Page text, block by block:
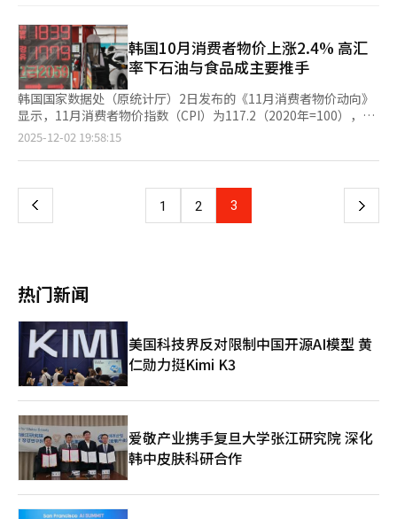
（-3.8%）等品类价格出现下跌。 韩国银行物价统计组组长李文熙
（音）表示，受半导体、一次金属制品等工业品价格上涨以及农林
水产品价格走高的影响，去年12月生产者物价水平整体有所上升。
在谈及对消费者物价的影响时，李文熙（音）指出：“中间品和原
材料等生产者物价是否会立即传导至消费者物价，还是经过一段时
间后才体现，取决于企业经营环境、定价策略以及政府的物价稳定
措施等多重因素。同时，还需要继续观察国际油价走势对物价的影
响。” 数据还显示，包含进口品在内的国内供应物价指数较去年
11月上升0.4%。其中，原材料（1.8%）、中间品（0.4%）、最
数环比上涨0.4%，农林水产品（3.2%）和工业制品（0.5%）是带
动指数上涨的主要因素。
（8%）和一次金属制品（2.9%）整体推动进口物价走高。具体项
目中，牛肉（4.5%）、天然气（3.8%）、航空煤油（8.5%）、闪
存（23.4%）、精炼铝（5.1%）、巧克力（5.6%）涨幅尤为突
出。 央行经济统计组组长李文熙（音）表示：“尽管国际油价有
所回落，但韩元贬值带来的影响更为明显，使进口物价环比上涨
2.6%，同比上涨2.2%。”数据显示，迪拜原油月均价由10月的65
美元降至11月的64.47美元，而同期韩元兑美元平均汇率则从
1423.36韩元升至1457.77韩元。 与此同时，出口物价也保持上行
趋势。11月出口物价指数录得139.73，环比上涨3.7%，同样为连
子及光学设备（7.2%）、一次金属制品（3.1%）是主要拉动因
素；柴油（7.4%）、航空煤油（8.4%）、DRAM（11.6%）涨幅
13%。
韩国10月消费者物价上涨2.4% 高汇
率下石油与食品成主要推手
韩国国家数据处（原统计厅）2日发布的《11月消费者物价动向》
显示，11月消费者物价指数（CPI）为117.2（2020年=100），同
比上涨2.4%，与10月涨幅相同。物价涨幅曾在今年6至7月维持在
油类价格上涨5.9%，为今年2月（6.3%）以来的最大涨幅，并推
和5.3%。尽管国际油价回落，但因燃油税下调幅度缩小，加之高
汇率因素叠加，使油价涨幅较上月（4.8%）进一步扩大。石油类
表示，新米因出货量增加物价涨势放缓，但由于秋季频繁降雨等因
素，蔬菜价格跌幅缩小。 冬日当季水果橘子物价上涨26.5%；猪
肉、国产牛肉分别上涨5.1%和4.6%。带鱼（11.2%）、青花鱼
（13.2%）也纷纷上涨，进口水产品价格同样因高汇率而呈现两位
数涨幅。 国家数据处经济动向统计审议官李斗元表示：“石油
类、进口农畜水产品对汇率波动最为敏感。中长期来看，加工食品
与外食价格可能因原材料上涨而面临压力。” 以日常必需品为
主、贴近居民消费体验的生活物价指数上涨2.9%，为去年7月
（3%）以来最大增幅。受气候影响的新鲜食品指数上涨4.1%。剔
除农产品与石油类的核心物价指数上涨2.3%，剔除食品和能源的
经合组织（OECD）核心物价指数上涨2%。今年1至11月累计消费
者物价涨幅比去年同期上升2.1%。 李斗元表示：“今后汇率导致
的进口成本上升可能成为物价上行压力，而国际油价的下行则将发
2025-12-02 19:58:15
上
页
1 2 3 下
热门新闻
美国科技界反对限制中国开源AI模型 黄
仁勋力挺Kimi K3
爱敬产业携手复旦大学张江研究院 深化
韩中皮肤科研合作